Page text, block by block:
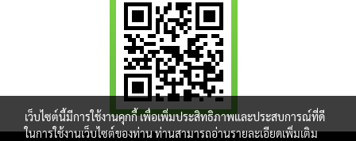
เว็บไซต์นี้มีการใช้งานคุกกี้ เพื่อเพิ่มประสิทธิภาพและประสบการณ์ที่ดี
ในการใช้งานเว็บไซต์ของท่าน ท่านสามารถอ่านรายละเอียดเพิ่มเติม